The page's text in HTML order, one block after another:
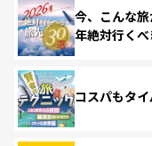
今、こんな
年絶対行く
コスパもタ